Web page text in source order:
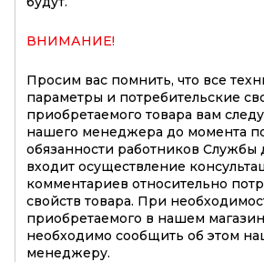
ВНИМАНИЕ!
Просим вас помнить, что все
параметры и потребительские
приобретаемого товара вам
нашего менеджера до момента
обязанности работников Службы
входит осуществление
комментариев относительно
свойств товара. При
приобретаемого в нашем
необходимо сообщить об этом
менеджеру.